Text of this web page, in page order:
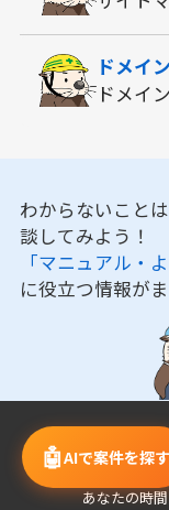
🤖AIで案件を探す
ドメイ
ドメイ
わからないこと
談してみよう！
「マニュアル・
に役立つ情報が
あなたの時